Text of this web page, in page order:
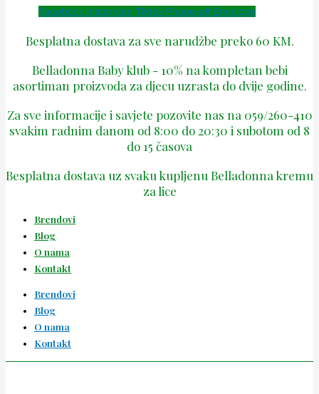
Facebook Instagram Tiktok Phone-alt Envelope
Besplatna dostava za sve narudžbe preko 60 KM.
Belladonna Baby klub - 10% na kompletan bebi
asortiman proizvoda za djecu uzrasta do dvije godine.
Za sve informacije i savjete pozovite nas na 059/260-410
svakim radnim danom od 8:00 do 20:30 i subotom od 8
do 15 časova
Besplatna dostava uz svaku kupljenu Belladonna kremu
za lice
Brendovi
Blog
O nama
Kontakt
Brendovi
Blog
O nama
Kontakt